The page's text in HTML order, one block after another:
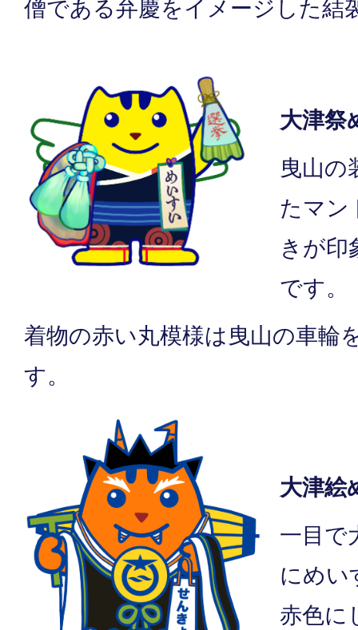
僧である弁慶をイメージした結
大津祭
曳山の
たマン
きが印
です。
着物の赤い丸模様は曳山の車輪
す。
大津絵
一目で
にめい
赤色に